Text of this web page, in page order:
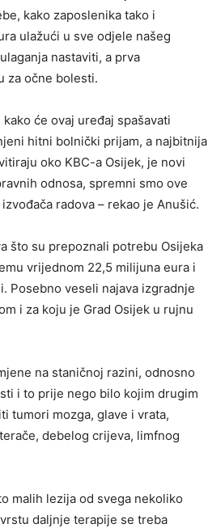
kako zaposlenika tako i
ulažući u sve odjele našeg
nastaviti, a prva
za očne bolesti.
će ovaj uređaj spašavati
hitni bolnički prijam, a najbitnija
oko KBC-a Osijek, je novi
odnosa, spremni smo ove
radova – rekao je Anušić.
što su prepoznali potrebu Osijeka
vrijednom 22,5 milijuna eura i
Posebno veseli najava izgradnje
i za koju je Grad Osijek u rujnu
na staničnoj razini, odnosno
i to prije nego bilo kojim drugim
tumori mozga, glave i vrata,
debelog crijeva, limfnog
malih lezija od svega nekoliko
daljnje terapije se treba